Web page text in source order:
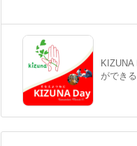
KIZUNA
ができ